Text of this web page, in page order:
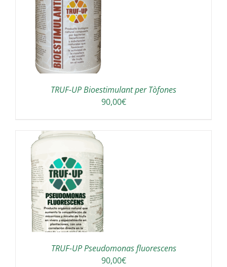
TRUF-UP Bioestimulant per Tòfones
90,00€
TRUF-UP Pseudomonas fluorescens
90,00€